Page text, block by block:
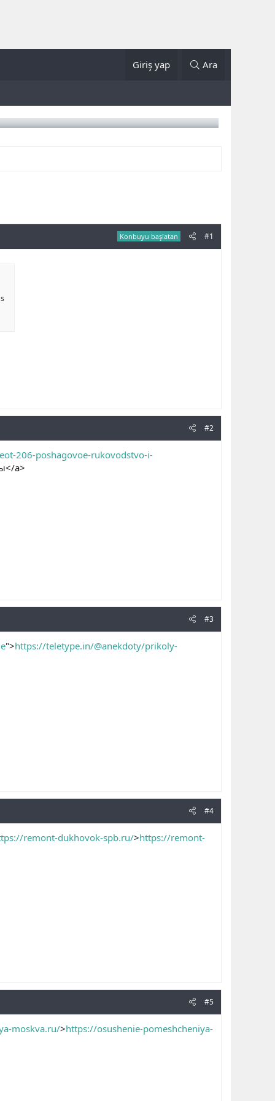
Giriş yap Ara
Konbuyu başlatan #1
#2
206-poshagovoe-rukovodstvo-i-
a>
#3
">https://teletype.in/@anekdoty/prikoly-
#4
remont-dukhovok-spb.ru/>https://remont-
#5
moskva.ru/>https://osushenie-pomeshcheniya-